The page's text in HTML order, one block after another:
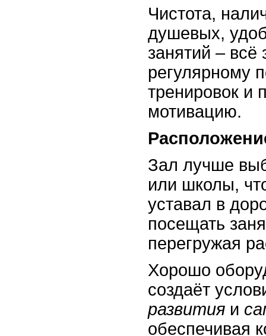
Чистота,
душевых,
занятий – всё
регулярному
тренировок и
мотивацию.
Зал лучше
или школы,
уставал в
посещать
перегружая
Хорошо
создаёт
развития и
обеспечивая